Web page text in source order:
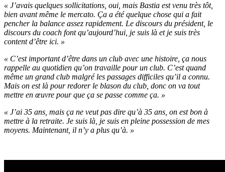
« J’avais quelques sollicitations, oui, mais Bastia est venu très tôt,
bien avant même le mercato. Ça a été quelque chose qui a fait
pencher la balance assez rapidement. Le discours du président, le
discours du coach font qu’aujourd’hui, je suis là et je suis très
content d’être ici. »
« C’est important d’être dans un club avec une histoire, ça nous
rappelle au quotidien qu’on travaille pour un club. C’est quand
même un grand club malgré les passages difficiles qu’il a connu.
Mais on est là pour redorer le blason du club, donc on va tout
mettre en œuvre pour que ça se passe comme ça. »
« J’ai 35 ans, mais ça ne veut pas dire qu’à 35 ans, on est bon à
mettre à la retraite. Je suis là, je suis en pleine possession de mes
moyens. Maintenant, il n’y a plus qu’à. »